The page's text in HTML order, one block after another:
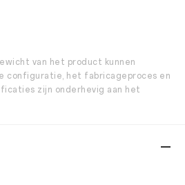
van het product kunnen
configuratie, het fabricageproces en
zijn onderhevig aan het